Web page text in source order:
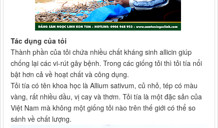
Tác dụng của tỏi
Thành phần của tỏi chứa nhiều chất kháng sinh allicin giúp
chống lại các vi-rút gây bệnh. Trong các giống tỏi thì tỏi tía nổi
bật hơn cả về hoạt chất và công dụng.
Tỏi tía có tên khoa học là Allium sativum, củ nhỏ, tép có màu
vàng, rất nhiều dầu, vị cay và thơm. Tỏi tía là một đặc sản của
Việt Nam mà không một giống tỏi nào trên thế giới có thể so
sánh về chất lượng.